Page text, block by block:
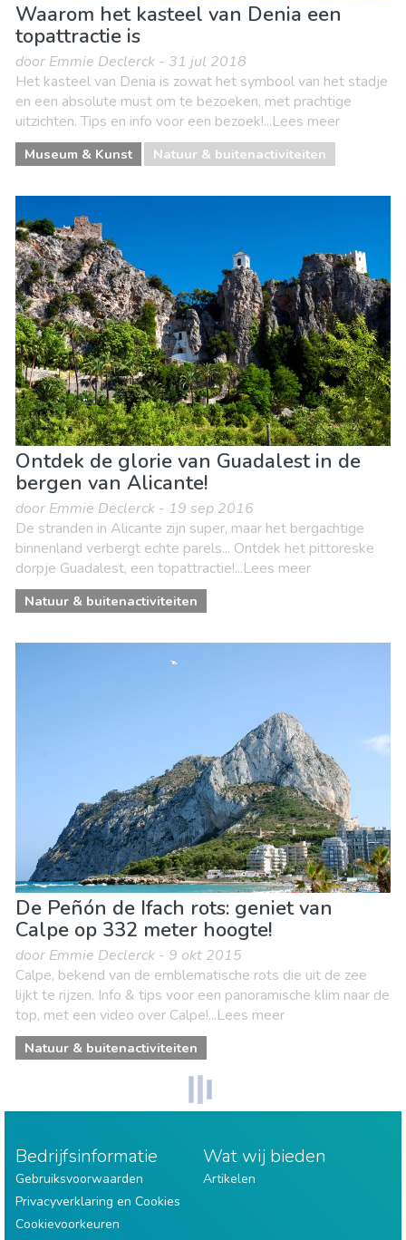
Waarom het kasteel van Denia een
topattractie is
door Emmie Declerck - 31 jul 2018
Het kasteel van Denia is zowat het symbool van het stadje
en een absolute must om te bezoeken, met prachtige
uitzichten. Tips en info voor een bezoek!...Lees meer
Museum & Kunst Natuur & buitenactiviteiten
Ontdek de glorie van Guadalest in de
bergen van Alicante!
door Emmie Declerck - 19 sep 2016
De stranden in Alicante zijn super, maar het bergachtige
binnenland verbergt echte parels... Ontdek het pittoreske
dorpje Guadalest, een topattractie!...Lees meer
Natuur & buitenactiviteiten
De Peñón de Ifach rots: geniet van
Calpe op 332 meter hoogte!
door Emmie Declerck - 9 okt 2015
Calpe, bekend van de emblematische rots die uit de zee
lijkt te rijzen. Info & tips voor een panoramische klim naar de
top, met een video over Calpe!...Lees meer
Natuur & buitenactiviteiten
Bedrijfsinformatie
Gebruiksvoorwaarden
Privacyverklaring en Cookies
Cookievoorkeuren
Wat wij bieden
Artikelen